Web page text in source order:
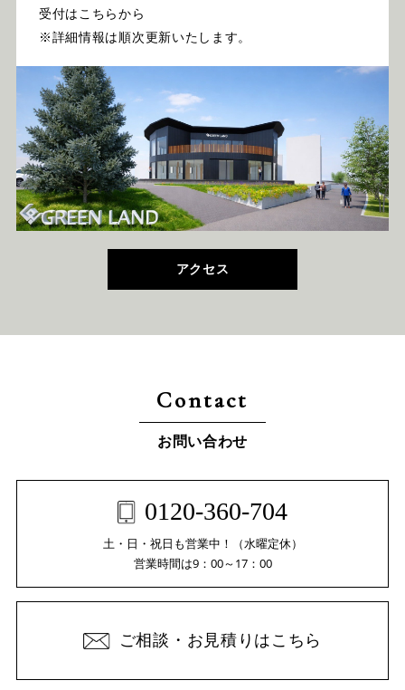
受付はこちらから
※詳細情報は順次更新いたします。
アクセス
Contact
お問い合わせ
0120-360-704
土・日・祝日も営業中！（水曜定休）
営業時間は9：00～17：00
ご相談・お見積りはこちら